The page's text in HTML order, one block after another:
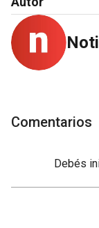
Comentarios
Debés